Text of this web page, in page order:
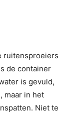
ruitensproeiers
de container
is gevuld,
maar in het
Niet te